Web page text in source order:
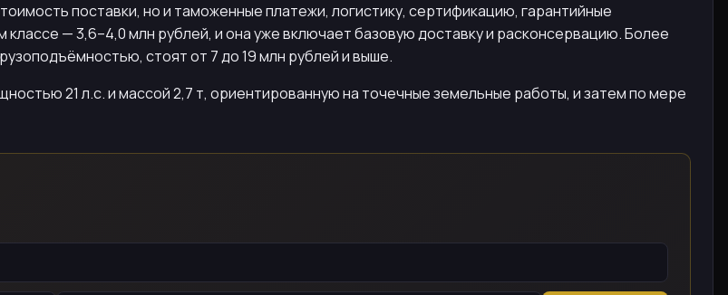
поставки, но и таможенные платежи, логистику, сертификацию, гарантийные
классе — 3,6–4,0 млн рублей, и она уже включает базовую доставку и расконсервацию. Более
стоят от 7 до 19 млн рублей и выше.
21 л.с. и массой 2,7 т, ориентированную на точечные земельные работы, и затем по мере